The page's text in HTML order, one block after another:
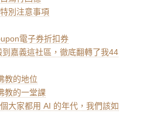
別注意事項
電子券折扣券
嘉義這社區，徹底翻轉了我44
教的地位
教的一堂課
大家都用 AI 的年代，我們該如